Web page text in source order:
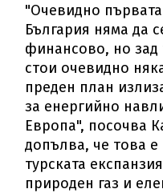
"Очевидно
България няма да
финансово, но зад
стои очевидно
преден план
за енергийно
Европа", посочва
допълва, че това
турската
природен газ и